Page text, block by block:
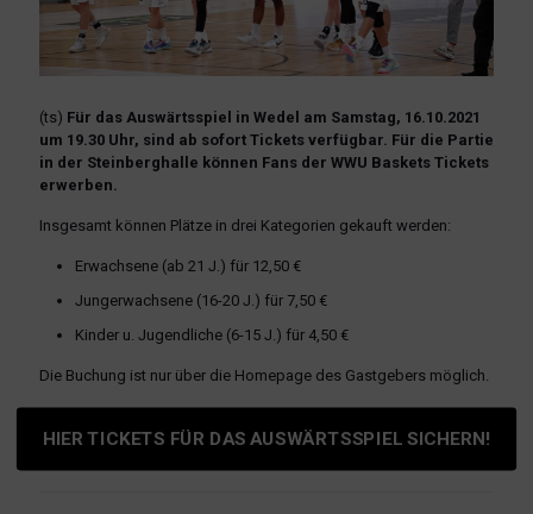
(ts) Für das Auswärtsspiel in Wedel am Samstag, 16.10.2021
um 19.30 Uhr, sind ab sofort Tickets verfügbar. Für die Partie
in der Steinberghalle können Fans der WWU Baskets Tickets
erwerben.
Insgesamt können Plätze in drei Kategorien gekauft werden:
Erwachsene (ab 21 J.) für 12,50 €
Jungerwachsene (16-20 J.) für 7,50 €
Kinder u. Jugendliche (6-15 J.) für 4,50 €
Die Buchung ist nur über die Homepage des Gastgebers möglich.
HIER TICKETS FÜR DAS AUSWÄRTSSPIEL SICHERN!